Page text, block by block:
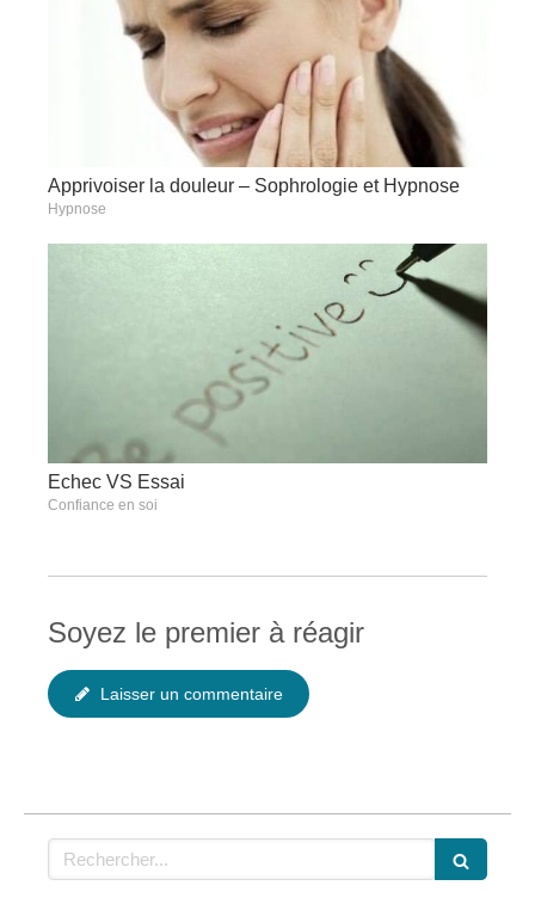
Apprivoiser la douleur – Sophrologie et Hypnose
Hypnose
Echec VS Essai
Confiance en soi
Soyez le premier à réagir
Laisser un commentaire
Rechercher